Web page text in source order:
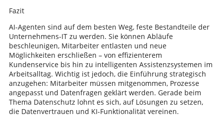
Fazit
AI-Agenten sind auf dem besten Weg, feste Bestandteile der
Unternehmens-IT zu werden. Sie können Abläufe
beschleunigen, Mitarbeiter entlasten und neue
Möglichkeiten erschließen – von effizienterem
Kundenservice bis hin zu intelligenten Assistenzsystemen im
Arbeitsalltag. Wichtig ist jedoch, die Einführung strategisch
anzugehen: Mitarbeiter müssen mitgenommen, Prozesse
angepasst und Datenfragen geklärt werden. Gerade beim
Thema Datenschutz lohnt es sich, auf Lösungen zu setzen,
die Datenvertrauen und KI-Funktionalität vereinen.